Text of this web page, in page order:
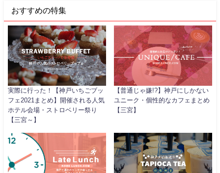
おすすめの特集
実際に行った！【神戸いちごブッ
フェ2021まとめ】開催される人気
ホテル会場・ストロベリー祭り
【三宮～】
【普通じゃ嫌!?】神戸にしかない
ユニーク・個性的なカフェまとめ
【三宮】